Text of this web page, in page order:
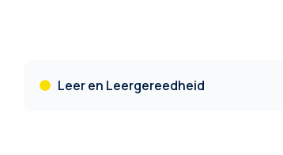
Leer en Leergereedheid